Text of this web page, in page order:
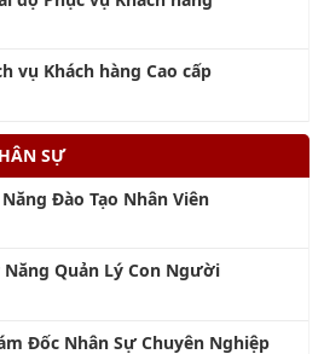
vụ Khách hàng Cao cấp
SỰ
Đào Tạo Nhân Viên
Năng Quản Lý Con Người
Đốc Nhân Sự Chuyên Nghiệp